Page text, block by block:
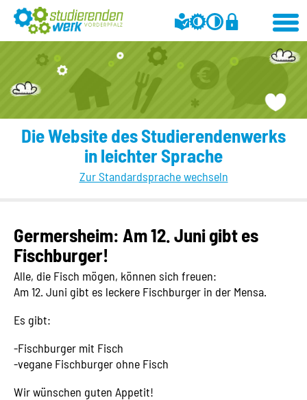
Die Website des Studierendenwerks
in leichter Sprache
Zur Standardsprache wechseln
Germersheim: Am 12. Juni gibt es
Fischburger!
Alle, die Fisch mögen, können sich freuen:
Am 12. Juni gibt es leckere Fischburger in der Mensa.
Es gibt:
-Fischburger mit Fisch
-vegane Fischburger ohne Fisch
Wir wünschen guten Appetit!